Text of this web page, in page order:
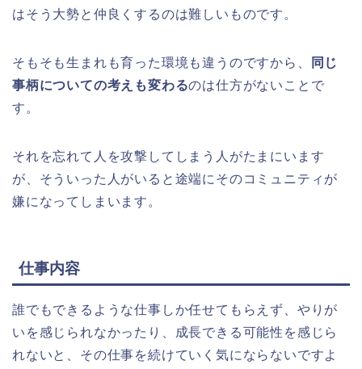
はそう大勢と仲良くするのは難しいものです。
そもそも生まれも育った環境も違うのですから、
同じ
事柄についての考えも変わるのは仕方がないことで
す。
それを忘れて人を攻撃してしまう人がたまにいます
が、そういった人がいると途端にそのコミュニティが
嫌になってしまいます。
仕事内容
誰でもできるような仕事しか任せてもらえず、やりが
いを感じられなかったり、成長できる可能性を感じら
れないと、その仕事を続けていく気にならないですよ